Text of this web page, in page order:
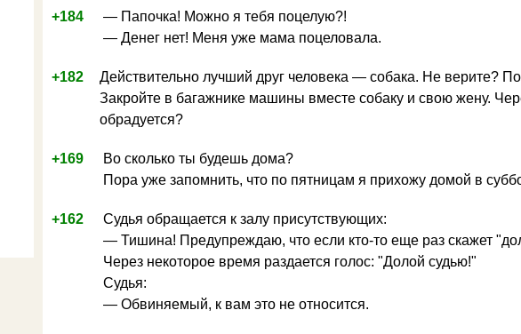
+184
— Папочка! Можно я тебя поцелую?!
— Денег нет! Меня уже мама поцеловала.
+182
Действительно лучший друг человека — собака. Не верите?
Закройте в багажнике машины вместе собаку и свою жену.
обрадуется?
+169
Во сколько ты будешь дома?
Пора уже запомнить, что по пятницам я прихожу домой в
+162
Судья обращается к залу присутствующих:
— Тишина! Предупреждаю, что если кто-то еще раз скажет
Через некоторое время раздается голос: "Долой судью!"
Судья:
— Обвиняемый, к вам это не относится.